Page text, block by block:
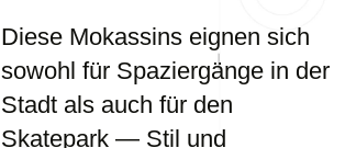
Diese Mokassins eignen sich
sowohl für Spaziergänge in der
Stadt als auch für den
Skatepark — Stil und